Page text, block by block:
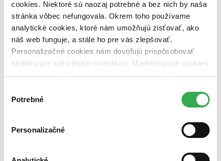
cookies. Niektoré sú naozaj potrebné a bez nich by naša
stránka vôbec nefungovala. Okrem toho používame
analytické cookies, ktoré nám umožňujú zisťovať, ako
náš web funguje, a stále ho pre vás zlepšovať.
Personalizačné cookies nám dovoľujú prispôsobovať
stránku pre vašu lepšiu orientáciu. Marketingové cookies
nám zas umožňujú zobrazenie relevantnej reklamy.
nám pomohlo, keby sme mohli používať všetky tieto
súhlasu
Potrebné
Personalizačné
Zúžiť výber
Zoradiť
Bestsellery
Najdrahšie